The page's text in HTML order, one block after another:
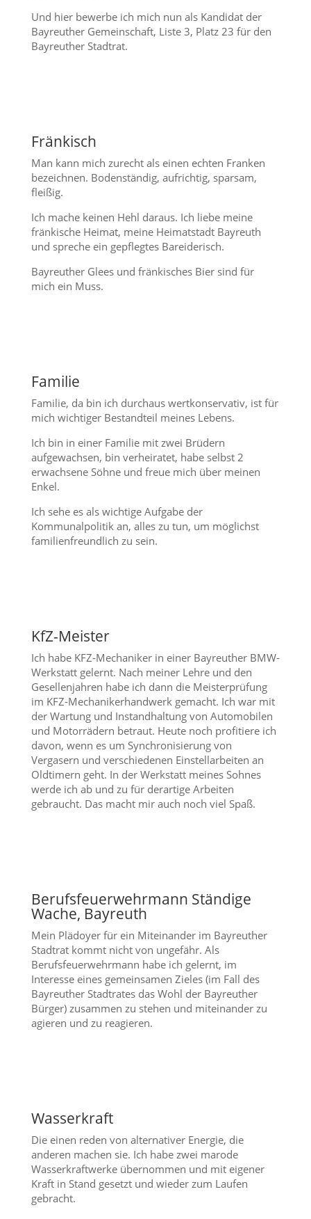
Und hier bewerbe ich mich nun als Kandidat der
Bayreuther Gemeinschaft, Liste 3, Platz 23 für den
Bayreuther Stadtrat.
Fränkisch
Man kann mich zurecht als einen echten Franken
bezeichnen. Bodenständig, aufrichtig, sparsam,
fleißig.
Ich mache keinen Hehl daraus. Ich liebe meine
fränkische Heimat, meine Heimatstadt Bayreuth
und spreche ein gepflegtes Bareiderisch.
Bayreuther Glees und fränkisches Bier sind für
mich ein Muss.
Familie
Familie, da bin ich durchaus wertkonservativ, ist für
mich wichtiger Bestandteil meines Lebens.
Ich bin in einer Familie mit zwei Brüdern
aufgewachsen, bin verheiratet, habe selbst 2
erwachsene Söhne und freue mich über meinen
Enkel.
Ich sehe es als wichtige Aufgabe der
Kommunalpolitik an, alles zu tun, um möglichst
familienfreundlich zu sein.
KfZ-Meister
Ich habe KFZ-Mechaniker in einer Bayreuther BMW-
Werkstatt gelernt. Nach meiner Lehre und den
Gesellenjahren habe ich dann die Meisterprüfung
im KFZ-Mechanikerhandwerk gemacht. Ich war mit
der Wartung und Instandhaltung von Automobilen
und Motorrädern betraut. Heute noch profitiere ich
davon, wenn es um Synchronisierung von
Vergasern und verschiedenen Einstellarbeiten an
Oldtimern geht. In der Werkstatt meines Sohnes
werde ich ab und zu für derartige Arbeiten
gebraucht. Das macht mir auch noch viel Spaß.
Berufsfeuerwehrmann Ständige
Wache, Bayreuth
Mein Plädoyer für ein Miteinander im Bayreuther
Stadtrat kommt nicht von ungefähr. Als
Berufsfeuerwehrmann habe ich gelernt, im
Interesse eines gemeinsamen Zieles (im Fall des
Bayreuther Stadtrates das Wohl der Bayreuther
Bürger) zusammen zu stehen und miteinander zu
agieren und zu reagieren.
Wasserkraft
Die einen reden von alternativer Energie, die
anderen machen sie. Ich habe zwei marode
Wasserkraftwerke übernommen und mit eigener
Kraft in Stand gesetzt und wieder zum Laufen
gebracht.